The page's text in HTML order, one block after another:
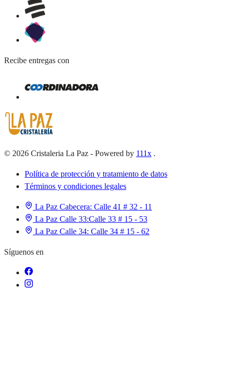
Recibe entregas con
© 2026 Cristaleria La Paz - Powered by 111x .
Política de protección y tratamiento de datos
Términos y condiciones legales
La Paz Cabecera: Calle 41 # 32 - 11
La Paz Calle 33:Calle 33 # 15 - 53
La Paz Calle 34: Calle 34 # 15 - 62
Síguenos en